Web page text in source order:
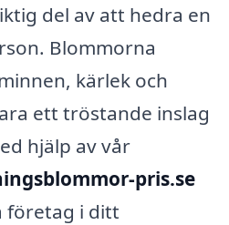
del av att hedra en
Blommorna
kärlek och
ett tröstande inslag
hjälp av vår
pris.se
företag i ditt